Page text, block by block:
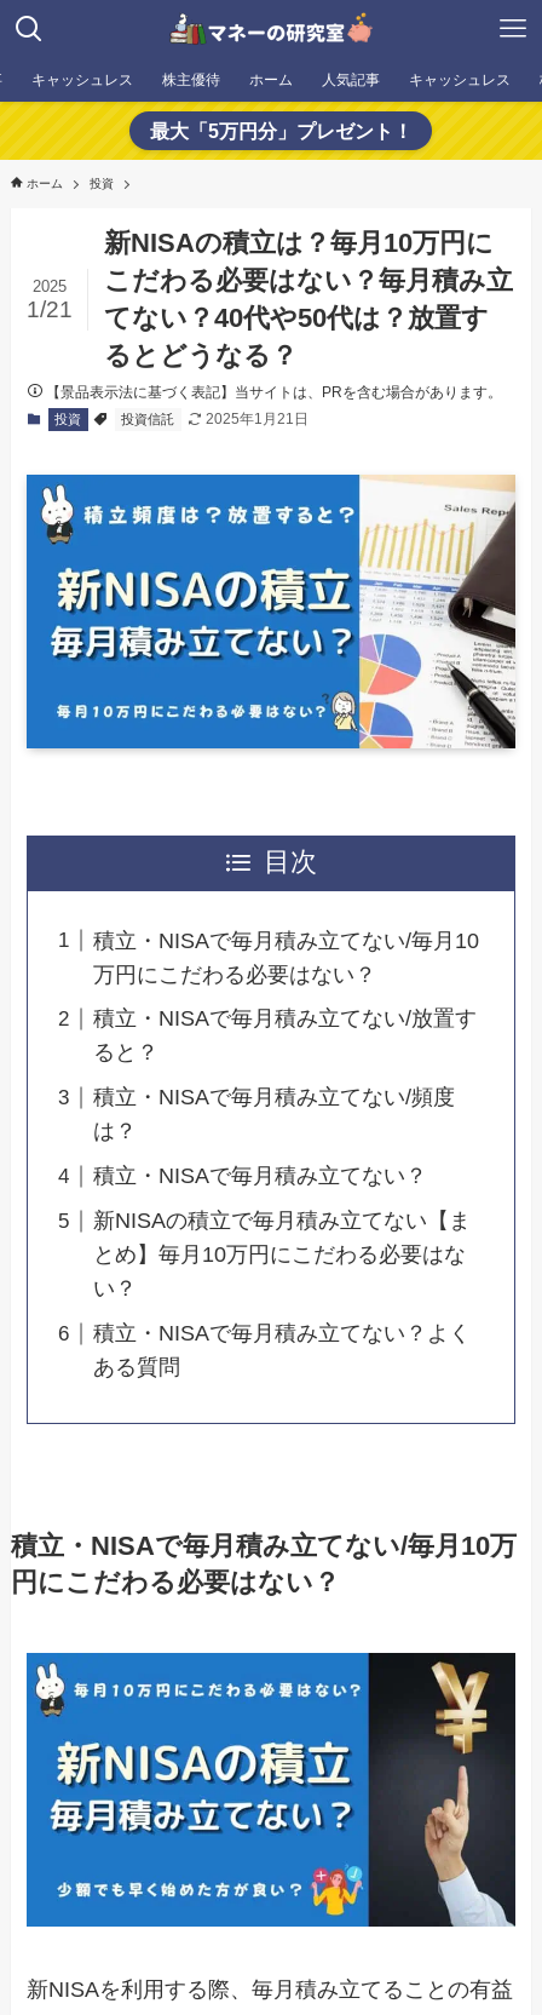
キャッシュレス 株主優待 ホーム 人気記事 キャッシュレス
最大「5万円分」プレゼント！
ホーム 投資
新NISAの積立は？毎月10万円に
こだわる必要はない？毎月積み立
てない？40代や50代は？放置す
るとどうなる？
2025
1/21
【景品表示法に基づく表記】当サイトは、PRを含む場合があります。
投資 投資信託 2025年1月21日
目次
積立・NISAで毎月積み立てない/毎月10
万円にこだわる必要はない？
積立・NISAで毎月積み立てない/放置す
ると？
積立・NISAで毎月積み立てない/頻度
は？
積立・NISAで毎月積み立てない？
新NISAの積立で毎月積み立てない【ま
とめ】毎月10万円にこだわる必要はな
い？
積立・NISAで毎月積み立てない？よく
ある質問
積立・NISAで毎月積み立てない/毎月10万
円にこだわる必要はない？
新NISAを利用する際、毎月積み立てることの有益